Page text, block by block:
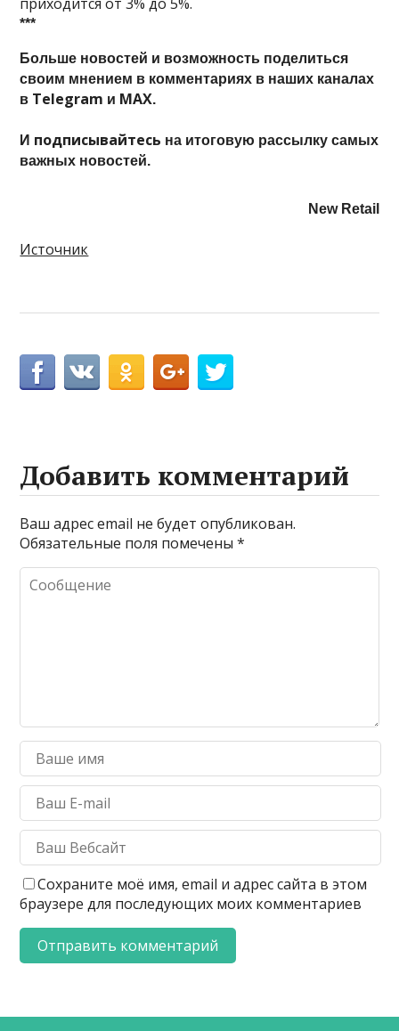
***
Больше новостей и возможность поделиться
своим мнением в комментариях в наших каналах
в Telegram и MAX.
И подписывайтесь на итоговую рассылку самых
важных новостей.
New Retail
Источник
Добавить комментарий
Ваш адрес email не будет опубликован.
Обязательные поля помечены*
Сохраните моё имя, email и адрес сайта в этом
браузере для последующих моих комментариев